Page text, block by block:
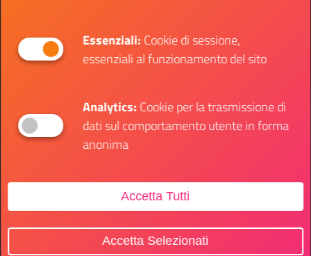
Essenziali:Cookie di sessione,
essenziali al funzionamento del sito
Analytics:Cookie per la trasmissione di
dati sul comportamento utente in forma
anonima
Accetta Tutti
Accetta Selezionati